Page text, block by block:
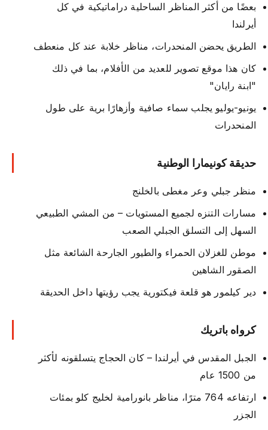
بعضًا من أكثر المناظر الساحلية دراماتيكية في كل
أيرلندا
الطريق يحضن المنحدرات، مناظر خلابة عند كل منعطف
كان هذا موقع تصوير للعديد من الأفلام، بما في ذلك
"ابنة رايان"
يونيو-يوليو يجلب سماء صافية وأزهارًا برية على طول
المنحدرات
حديقة كونيمارا الوطنية
منظر جبلي وعر مغطى بالخلنج
مسارات التنزه لجميع المستويات – من المشي الطبيعي
السهل إلى التسلق الجبلي الصعب
موطن للغزلان الحمراء والطيور الجارحة الشائعة مثل
الصقور الشاهين
دير كيلمور هو قلعة فيكتورية يجب رؤيتها داخل الحديقة
كرواه باتريك
الجبل المقدس في أيرلندا – كان الحجاج يتسلقونه لأكثر
من 1500 عام
ارتفاعه 764 مترًا، مناظر بانورامية لخليج كلو بمئات
الجزر